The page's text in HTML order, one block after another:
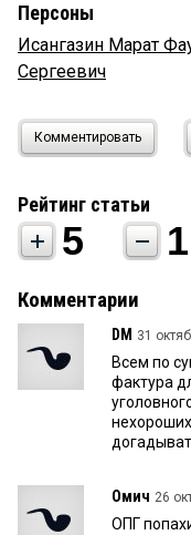
Персоны
Исангазин Марат
Сергеевич
Комментировать
Рейтинг статьи
5 1
Комментарии
DM 31
Всем по
фактура
Омич 26
ОПГ